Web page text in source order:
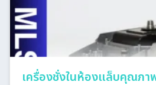
เครื่องชั่งในห้องแล็บคุณภา